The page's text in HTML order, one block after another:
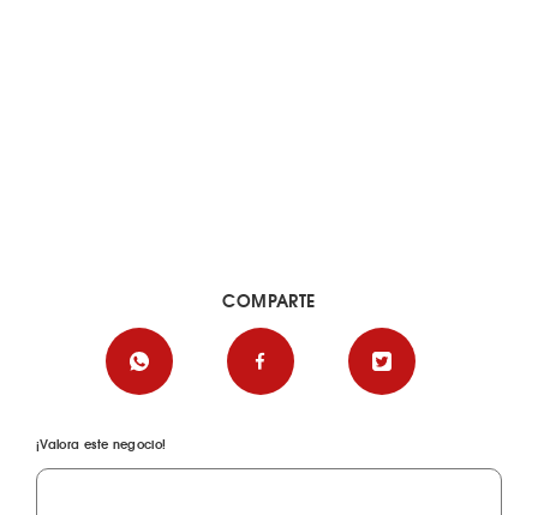
¡Valora este negocio!
COMPARTE